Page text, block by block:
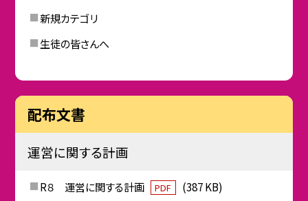
新規カテゴリ
生徒の皆さんへ
配布文書
運営に関する計画
R８ 運営に関する計画 PDF (387 KB)